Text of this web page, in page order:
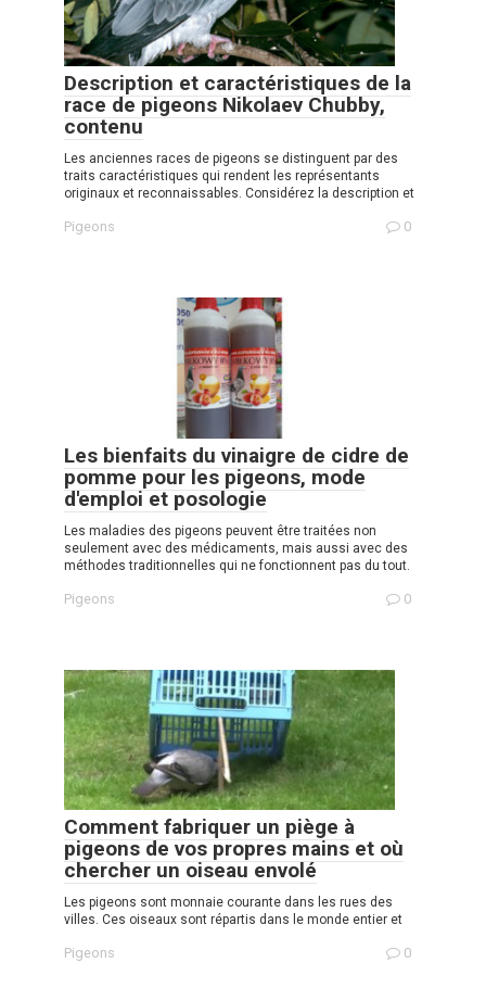
Description et caractéristiques de la
race de pigeons Nikolaev Chubby,
contenu
Les anciennes races de pigeons se distinguent par des
traits caractéristiques qui rendent les représentants
originaux et reconnaissables. Considérez la description et
Pigeons 0
Les bienfaits du vinaigre de cidre de
pomme pour les pigeons, mode
d'emploi et posologie
Les maladies des pigeons peuvent être traitées non
seulement avec des médicaments, mais aussi avec des
méthodes traditionnelles qui ne fonctionnent pas du tout.
Pigeons 0
Comment fabriquer un piège à
pigeons de vos propres mains et où
chercher un oiseau envolé
Les pigeons sont monnaie courante dans les rues des
villes. Ces oiseaux sont répartis dans le monde entier et
Pigeons 0